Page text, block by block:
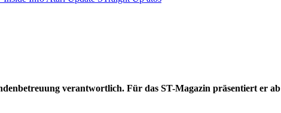
verantwortlich. Für das ST-Magazin präsentiert er ab